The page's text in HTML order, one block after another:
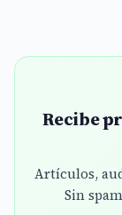
Recibe
Artículos,
Sin